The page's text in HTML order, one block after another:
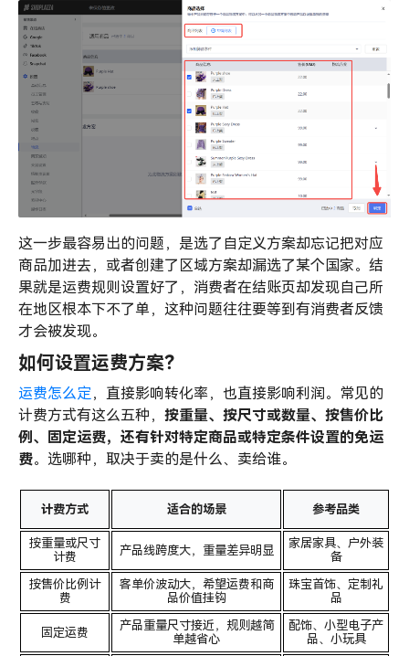
这一步最容易出的问题，是选了自定义方案却忘记把对应
商品加进去，或者创建了区域方案却漏选了某个国家。结
果就是运费规则设置好了，消费者在结账页却发现自己所
在地区根本下不了单，这种问题往往要等到有消费者反馈
才会被发现。
如何设置运费方案？
运费怎么定，直接影响转化率，也直接影响利润。常见的
计费方式有这么五种， 按重量、按尺寸或数量、按售价比
例、固定运费，还有针对特定商品或特定条件设置的免运
费。选哪种，取决于卖的是什么、卖给谁。
计费方式 适合的场景 参考品类
按重量或尺寸
计费
产品线跨度大，重量差异明显
家居家具、户外装
备
按售价比例计
费
客单价波动大，希望运费和商
品价值挂钩
珠宝首饰、定制礼
品
固定运费
产品重量尺寸接近，规则越简
单越省心
配饰、小型电子产
品、小玩具